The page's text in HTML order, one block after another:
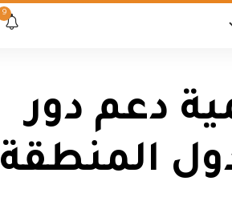
9
دعم دور
المنطقة